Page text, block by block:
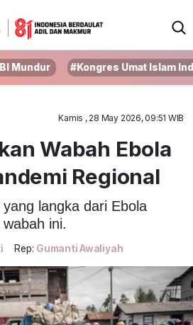
Mundur #Kongres Umat Islam
Kamis , 28 May 2026, 09:51 WIB
Wabah Ebola
Regional
langka dari Ebola
ini.
Rep: Gumanti Awaliyah